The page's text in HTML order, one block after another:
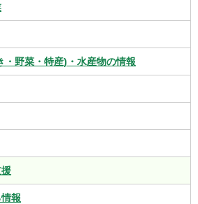
・野菜・特産)・水産物の情報
報